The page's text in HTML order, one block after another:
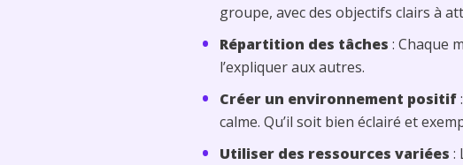
groupe, avec des objectifs clairs à
Répartition des tâches : Chaque
l’expliquer aux autres.
Créer un environnement positif
calme. Qu’il soit bien éclairé et
Utiliser des ressources variées :